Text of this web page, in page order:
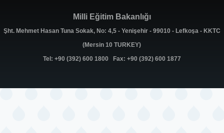
Milli Eğitim Bakanlığı
Şht. Mehmet Hasan Tuna Sokak, No: 4,5 - Yenişehir - 99010 - Lefkoşa - KKTC
(Mersin 10 TURKEY)
Tel: +90 (392) 600 1800 Fax: +90 (392) 600 1877